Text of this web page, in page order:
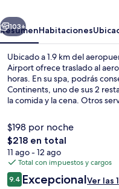
International
Airport
Siguiente
103+
ResumenHabitaciones
Ubicado a 1.9 km del
Airport ofrece traslado al
horas. En su spa, podrás
Continents, uno de sus 2
la comida y la cena. Otros
sala de fitness. Otros
y características como las
$198 por noche
El
precio
total
es
de
$218 en total
11 ago - 12 ago
Total con impuestos y cargos
Opiniones
9.49.4 de 10,
ExcepcionalVer las